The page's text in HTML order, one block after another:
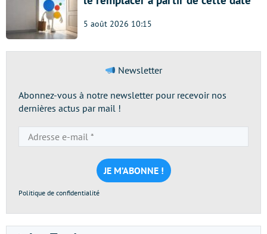
5 août 2026 10:15
Newsletter
Abonnez-vous à notre newsletter pour recevoir nos
dernières actus par mail !
e-
mail
*
Politique de confidentialité